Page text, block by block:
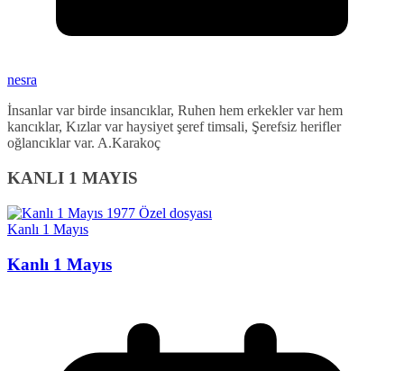
nesra
İnsanlar var birde insancıklar, Ruhen hem erkekler var hem
kancıklar, Kızlar var haysiyet şeref timsali, Şerefsiz herifler
oğlancıklar var. A.Karakoç
KANLI 1 MAYIS
Kanlı 1 Mayıs
Kanlı 1 Mayıs